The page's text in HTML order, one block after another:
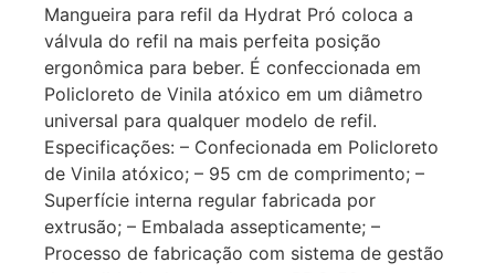
Mangueira para refil da Hydrat Pró coloca a
válvula do refil na mais perfeita posição
ergonômica para beber. É confeccionada em
Policloreto de Vinila atóxico em um diâmetro
universal para qualquer modelo de refil.
Especificações: – Confecionada em Policloreto
de Vinila atóxico; – 95 cm de comprimento; –
Superfície interna regular fabricada por
extrusão; – Embalada assepticamente; –
Processo de fabricação com sistema de gestão